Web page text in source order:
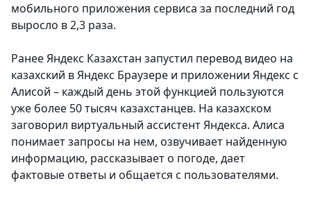
мобильного приложения сервиса за последний год
выросло в 2,3 раза.
Ранее Яндекс Казахстан запустил перевод видео на
казахский в Яндекс Браузере и приложении Яндекс с
Алисой – каждый день этой функцией пользуются
уже более 50 тысяч казахстанцев. На казахском
заговорил виртуальный ассистент Яндекса. Алиса
понимает запросы на нем, озвучивает найденную
информацию, рассказывает о погоде, дает
фактовые ответы и общается с пользователями.